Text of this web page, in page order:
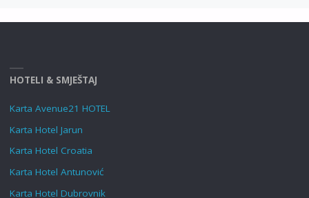
HOTELI & SMJEŠTAJ
Karta Avenue21 HOTEL
Karta Hotel Jarun
Karta Hotel Croatia
Karta Hotel Antunović
Karta Hotel Dubrovnik